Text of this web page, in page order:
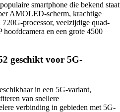
smartphone die bekend staat
AMOLED-scherm, krachtige
processor, veelzijdige quad-
hoofdcamera en een grote 4500
geschikt voor 5G-
in een 5G-variant,
van snellere
verbinding in gebieden met 5G-